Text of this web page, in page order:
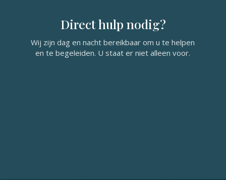
Direct hulp nodig?
Wij zijn dag en nacht bereikbaar om u te helpen
en te begeleiden. U staat er niet alleen voor.